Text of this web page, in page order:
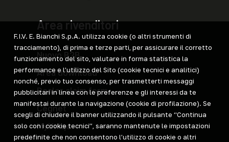
Area rivenditori
Nuovo B2B
Area download
Dealer claim form
Cegnet
MyUniqo
F.I.V. E. Bianchi S.p.A. utilizza cookie (o altri strumenti di
tracciamento), di prima e terze parti, per assicurare il corretto
funzionamento del sito, valutare in forma statistica la
performance e l’utilizzo del Sito (cookie tecnici e analitici)
nonché, previo tuo consenso, per trasmetterti messaggi
pubblicitari in linea con le preferenze e gli interessi da te
manifestai durante la navigazione (cookie di profilazione). Se
scegli di chiudere il banner utilizzando il pulsante “Continua
solo con i cookie tecnici”, saranno mantenute le impostazioni
predefinite che non consentono l’utilizzo di cookie o altri